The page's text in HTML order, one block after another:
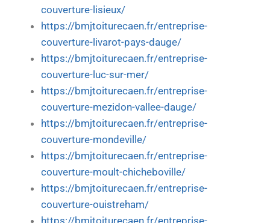
couverture-lisieux/
https://bmjtoiturecaen.fr/entreprise-
couverture-livarot-pays-dauge/
https://bmjtoiturecaen.fr/entreprise-
couverture-luc-sur-mer/
https://bmjtoiturecaen.fr/entreprise-
couverture-mezidon-vallee-dauge/
https://bmjtoiturecaen.fr/entreprise-
couverture-mondeville/
https://bmjtoiturecaen.fr/entreprise-
couverture-moult-chicheboville/
https://bmjtoiturecaen.fr/entreprise-
couverture-ouistreham/
https://bmjtoiturecaen.fr/entreprise-